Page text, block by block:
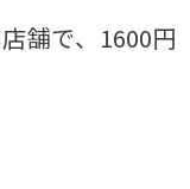
舗で、1600円